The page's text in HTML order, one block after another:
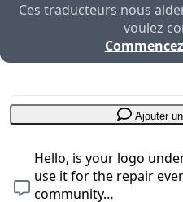
Ces traducteurs nous
voulez
Ajouter
Hello, is your logo
use it for the repair
community…